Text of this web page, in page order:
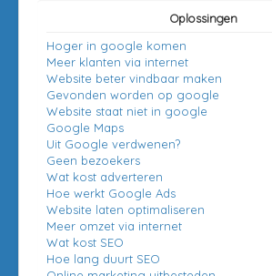
Oplossingen
Hoger in google komen
Meer klanten via internet
Website beter vindbaar maken
Gevonden worden op google
Website staat niet in google
Google Maps
Uit Google verdwenen?
Geen bezoekers
Wat kost adverteren
Hoe werkt Google Ads
Website laten optimaliseren
Meer omzet via internet
Wat kost SEO
Hoe lang duurt SEO